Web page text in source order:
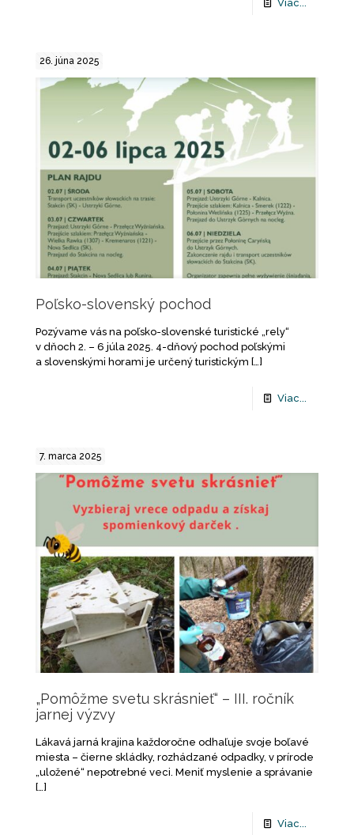
Viac...
26. júna 2025
Poľsko-slovenský pochod
Pozývame vás na poľsko-slovenské turistické „rely“
v dňoch 2. – 6 júla 2025. 4-dňový pochod poľskými
a slovenskými horami je určený turistickým […]
Viac...
7. marca 2025
„Pomôžme svetu skrásnieť“ – III. ročník
jarnej výzvy
Lákavá jarná krajina každoročne odhaľuje svoje boľavé
miesta – čierne skládky, rozhádzané odpadky, v prírode
„uložené“ nepotrebné veci. Meniť myslenie a správanie
[…]
Viac...